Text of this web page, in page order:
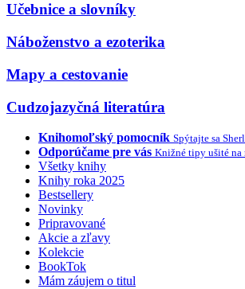
Učebnice a slovníky
Náboženstvo a ezoterika
Mapy a cestovanie
Cudzojazyčná literatúra
Knihomoľský pomocník Spýtajte sa
Odporúčame pre vás Knižné tipy ušité na
Všetky knihy
Knihy roka 2025
Bestsellery
Novinky
Pripravované
Akcie a zľavy
Kolekcie
BookTok
Mám záujem o titul